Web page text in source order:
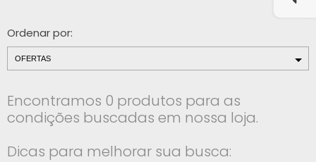
Ordenar por:
Encontramos 0 produtos para as
condições buscadas em nossa loja.
Dicas para melhorar sua busca: